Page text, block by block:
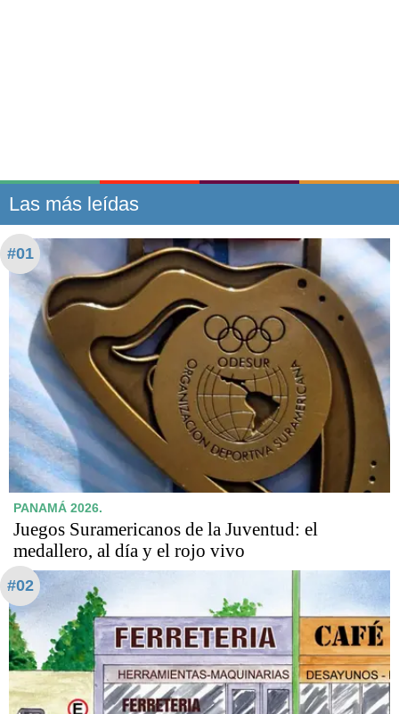
Las más leídas
#01
PANAMÁ 2026.
Juegos Suramericanos de la Juventud: el
medallero, al día y el rojo vivo
#02